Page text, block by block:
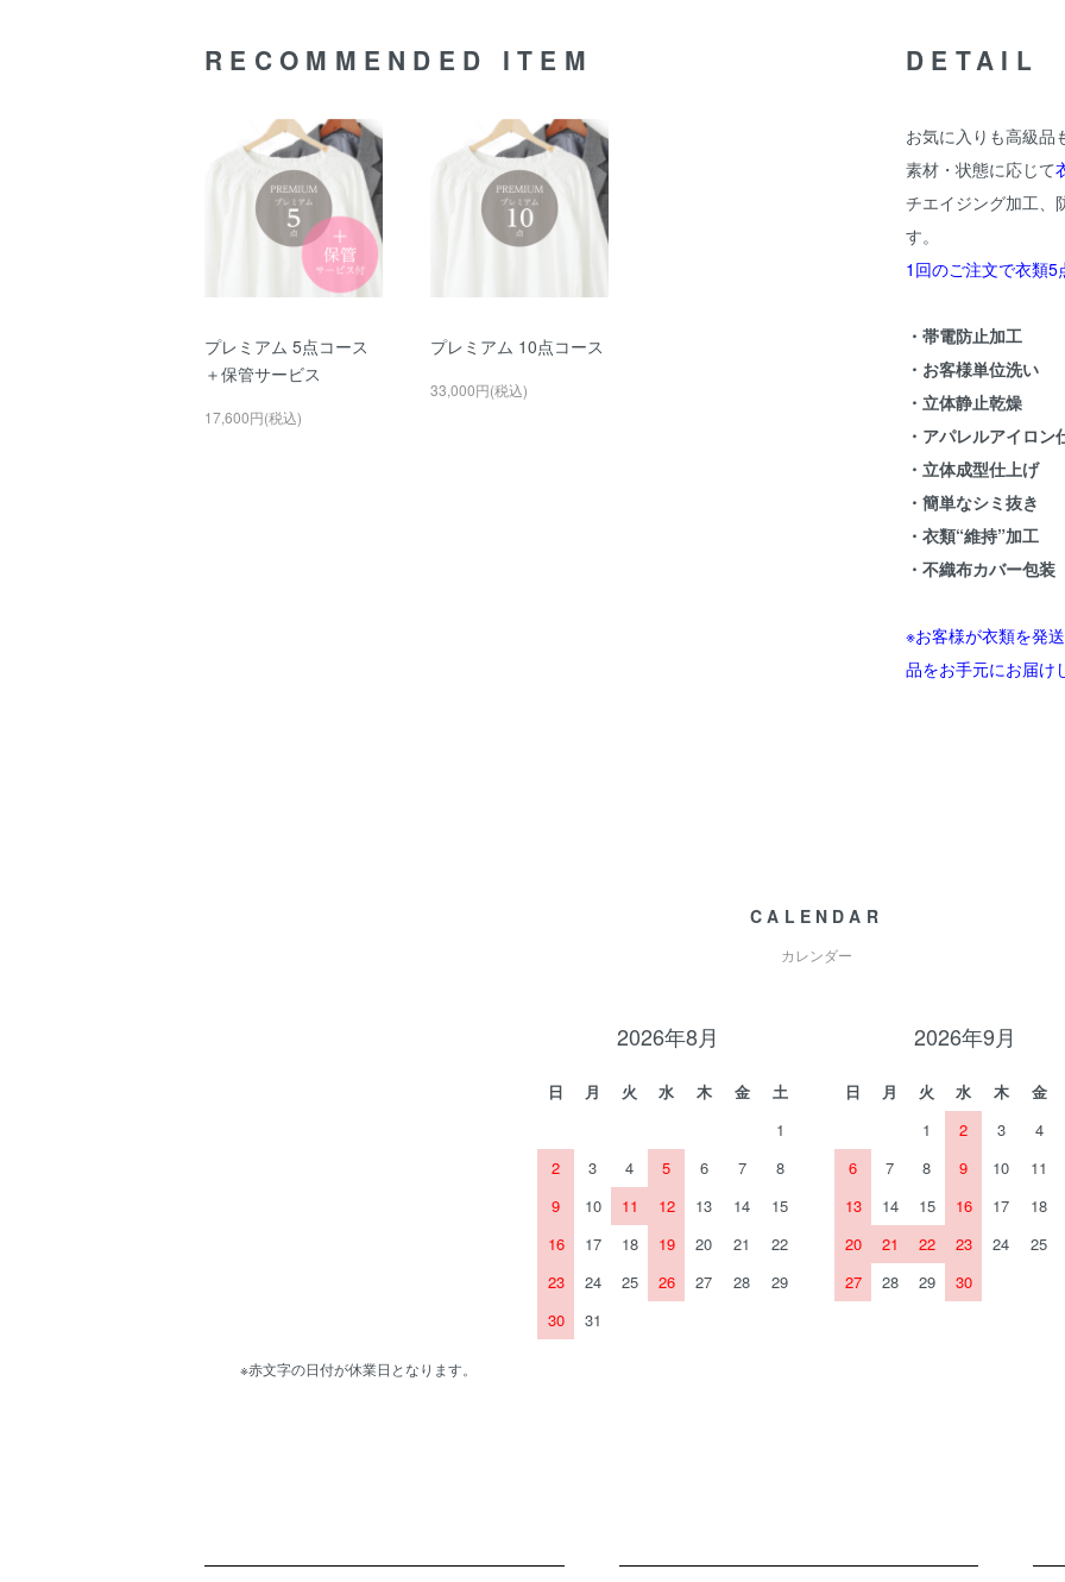
DETAIL
お気に入りも高級品
素材・状態に応じて
チエイジング加工、
す。
1回のご注文で衣類5
・帯電防止加工
・お客様単位洗い
・立体静止乾燥
・アパレルアイロン
・立体成型仕上げ
・簡単なシミ抜き
・衣類“維持”加工
・不織布カバー包装
※お客様が衣類を発
品をお手元にお届け
RECOMMENDED ITEM
プレミアム 5点コース
＋保管サービス
17,600円(税込)
プレミアム 10点コース
33,000円(税込)
CALENDAR
カレンダー
2026年8月
日 月 火 水 木 金
土
1
2
3 4 5 6 7
8
9
10 11 12 13 14
15
16
17 18 19 20 21
22
23
24 25 26 27 28
29
30
31
2026年9月
日 月 火 水 木 金
1
2 3 4
6
7 8 9 10 11
13
14 15 16 17 18
20
21 22 23 24 25
27
28 29 30
※赤文字の日付が休業日となります。